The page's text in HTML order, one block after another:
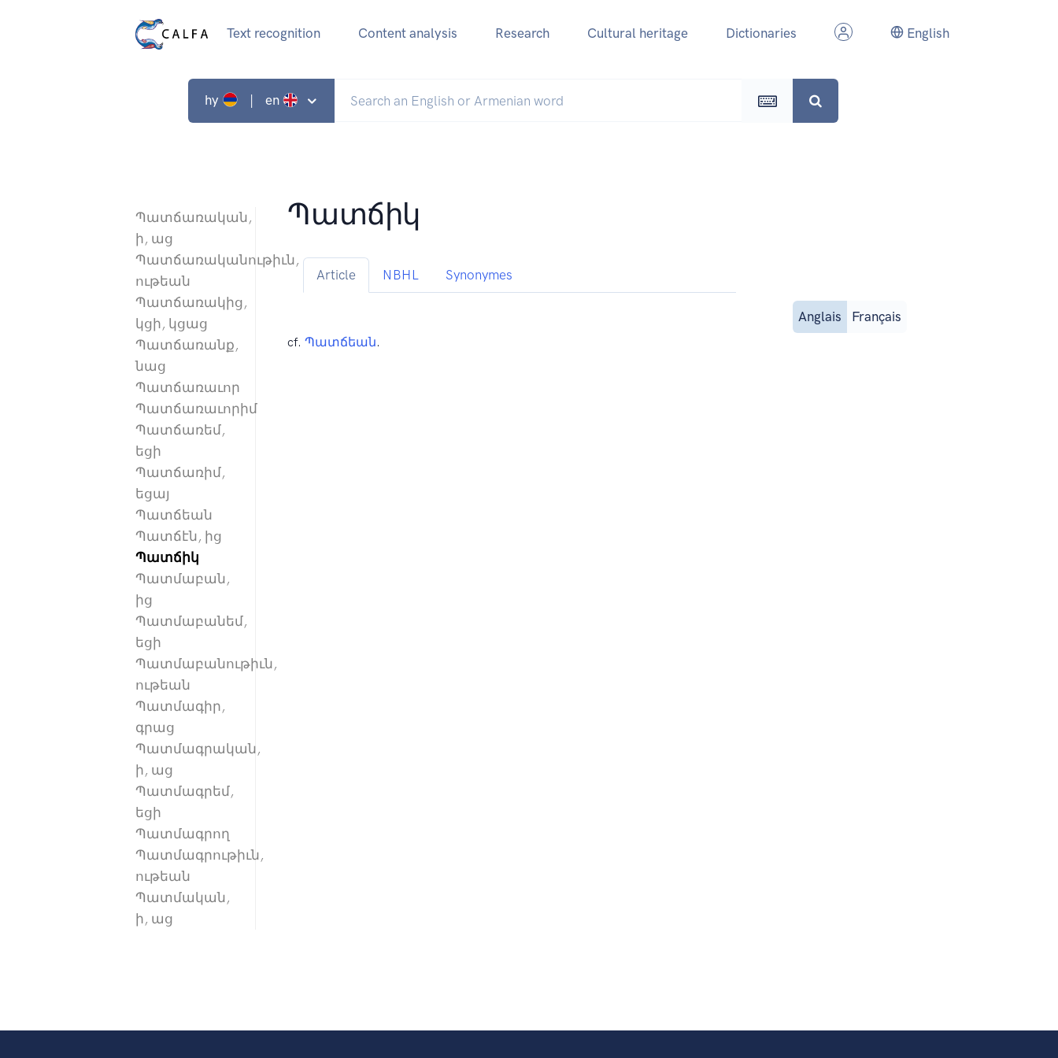
Text recognition Content analysis Research Cultural heritage Dictionaries English
hy | en
Պատճառական,
ի, աց
Պատճառականութիւն,
ութեան
Պատճառակից,
կցի, կցաց
Պատճառանք,
նաց
Պատճառաւոր
Պատճառաւորիմ
Պատճառեմ,
եցի
Պատճառիմ,
եցայ
Պատճեան
Պատճէն, ից
Պատճիկ
Պատմաբան,
ից
Պատմաբանեմ,
եցի
Պատմաբանութիւն,
ութեան
Պատմագիր,
գրաց
Պատմագրական,
ի, աց
Պատմագրեմ,
եցի
Պատմագրող
Պատմագրութիւն,
ութեան
Պատմական,
ի, աց
Պատճիկ
Article NBHL Synonymes
Anglais Français
cf.Պատճեան.